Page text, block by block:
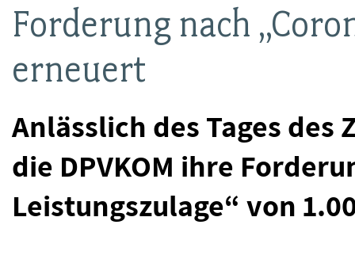
Forderung nach
erneuert
Anlässlich des Tages des
die DPVKOM ihre
Leistungszulage“ von